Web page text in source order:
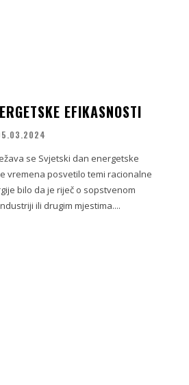
EFIKASNOSTI
se Svjetski dan energetske
vremena posvetilo temi racionalne
bilo da je riječ o sopstvenom
ili drugim mjestima....